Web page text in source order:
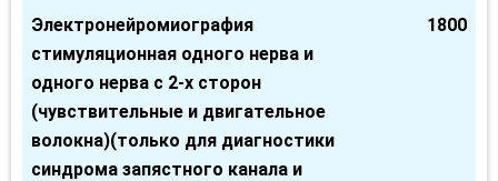
Электронейромиография
стимуляционная одного нерва и
одного нерва с 2-х сторон
(чувствительные и двигательное
волокна)(только для диагностики
синдрома запястного канала и
1800